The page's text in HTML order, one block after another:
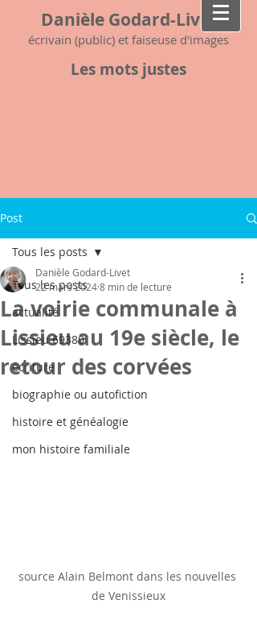
Danièle Godard-Livet
écrivain (public) et faiseuse d'images
Les mots justes
Post
Tous les posts
actualité
Lissieu 69380
écriture
biographie ou autofiction
histoire et généalogie
mon histoire familiale
Tous les posts
La voirie communale à
Lissieu au 19e siècle, le
retour des corvées
Danièle Godard-Livet
22 mars 20248 min de lecture
source Alain Belmont dans les nouvelles
de Venissieux